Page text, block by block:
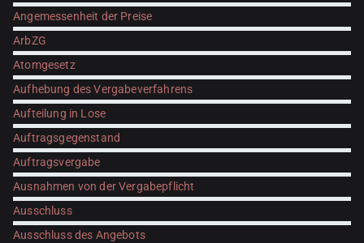
Angemessenheit der Preise
ArbZG
Atomgesetz
Aufhebung des Vergabeverfahrens
Aufteilung in Lose
Auftragsgegenstand
Auftragsvergabe
Ausnahmen von der Vergabepflicht
Ausschluss
Ausschluss des Angebots